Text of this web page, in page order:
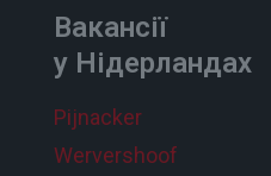
Вакансії
у Нідерландах
Pijnacker
Wervershoof